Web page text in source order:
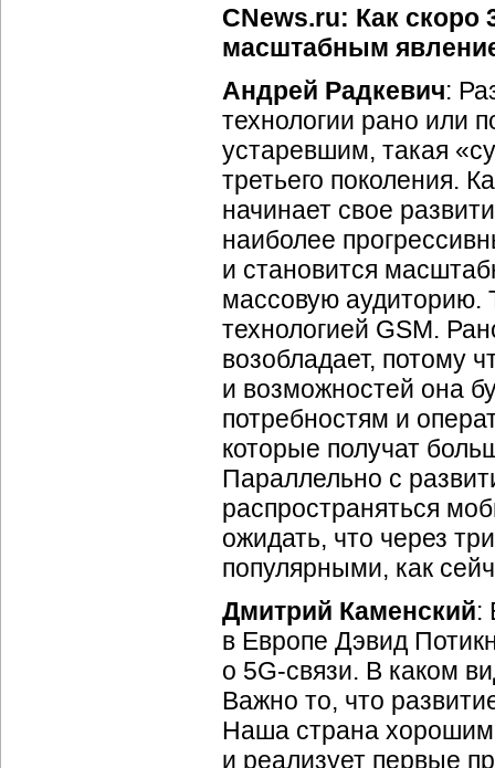
CNews.ru: Как скоро
масштабным
Андрей Радкевич:
технологии рано или
устаревшим, такая
третьего поколения.
начинает свое
наиболее
и становится
массовую аудиторию.
технологией GSM.
возобладает, потому
и возможностей она
потребностям и
которые получат
Параллельно с
распространяться
ожидать, что через
популярными, как
Дмитрий Каменский:
в Европе Дэвид
о 5G-связи. В каком
Важно то, что
Наша страна
и реализует первые